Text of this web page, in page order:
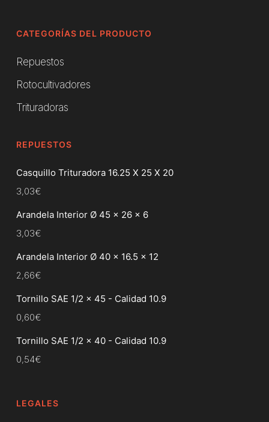
CATEGORÍAS DEL PRODUCTO
Repuestos
Rotocultivadores
Trituradoras
REPUESTOS
Casquillo Trituradora 16.25 X 25 X 20
3,03€
Arandela Interior Ø 45 x 26 x 6
3,03€
Arandela Interior Ø 40 x 16.5 x 12
2,66€
Tornillo SAE 1/2 x 45 - Calidad 10.9
0,60€
Tornillo SAE 1/2 x 40 - Calidad 10.9
0,54€
LEGALES